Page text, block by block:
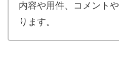
内容や用件、コメント
ります。